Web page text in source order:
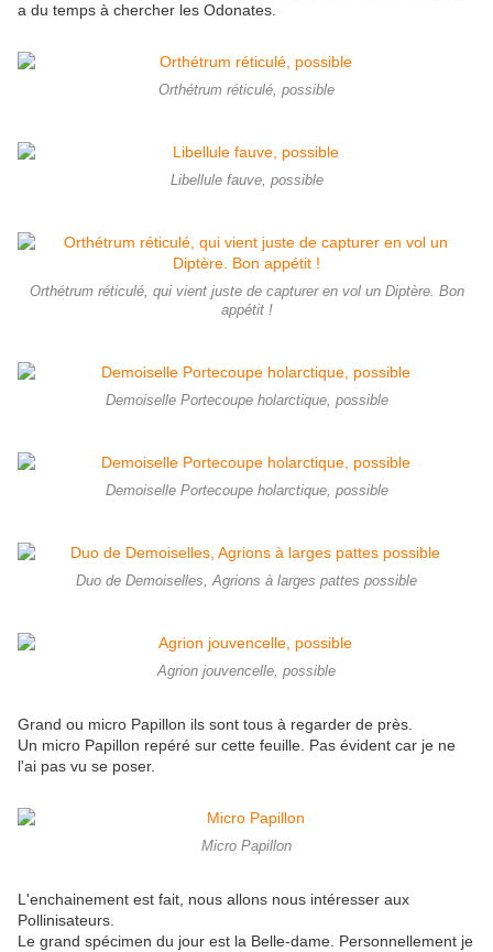
a du temps à chercher les Odonates.
Orthétrum réticulé, possible
Libellule fauve, possible
Orthétrum réticulé, qui vient juste de capturer en vol un Diptère. Bon
appétit !
Demoiselle Portecoupe holarctique, possible
Demoiselle Portecoupe holarctique, possible
Duo de Demoiselles, Agrions à larges pattes possible
Agrion jouvencelle, possible
Grand ou micro Papillon ils sont tous à regarder de près.
Un micro Papillon repéré sur cette feuille. Pas évident car je ne
l'ai pas vu se poser.
Micro Papillon
L'enchainement est fait, nous allons nous intéresser aux
Pollinisateurs.
Le grand spécimen du jour est la Belle-dame. Personnellement je